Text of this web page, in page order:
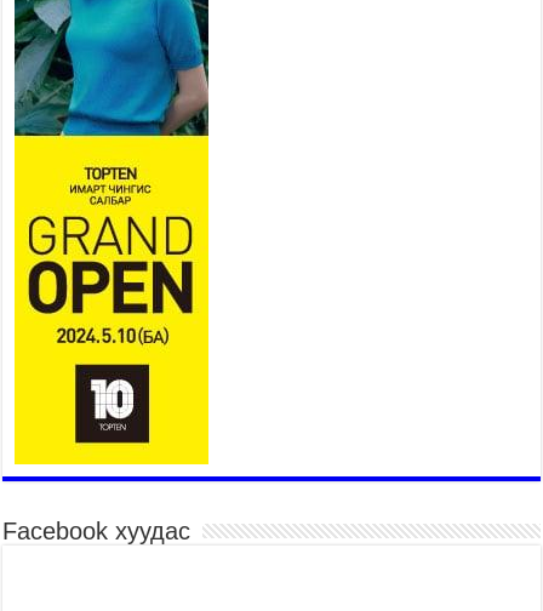
суугаа Элчин сайд Шэнь Миньжюанийг хүлээн
авч уулзав
2026 оны 7 сар 21 / 16 цаг 39 минут
БҮГД НАЙРАМДАХ ТАЖИКИСТАН УЛСТАЙ
ЭДИЙН ЗАСГИЙН ХАМТЫН АЖИЛЛАГААГ
ӨРГӨЖҮҮЛНЭ
2026 оны 7 сар 21 / 16 цаг 34 минут
26,992 суралцагч хотхоны бага сургуульд, 8100
суралцагч төрөлжсөн ахлах сургуульд
суралцана
2026 оны 7 сар 21 / 13 цаг 43 минут
COP17 хурлын үеэрх замын хөдөлгөөн, нийтийн
тээврийн зохицуулалт, сургууль, цэцэрлэг, зах,
иргэдэд мэдээлэхийг үүрэг болголоо
2026 оны 7 сар 21 / 11 цаг 59 минут
Гэр бүлийн хэрэг шүүхэд хянан шийдвэрлэх
тухай хуулиар хүүхдийн дээд ашиг сонирхлыг
нэн тэргүүнд хангахыг баталгаажууллаа
Б.Пүрэвдагва: “Туул-1” коллекторыг ашиглалтад
Facebook хуудас